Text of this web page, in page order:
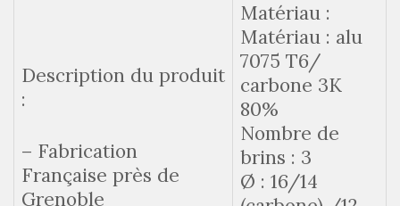
Description du produit
:
– Fabrication
Française près de
Grenoble
Matériau :
Matériau : alu
7075 T6/
carbone 3K
80%
Nombre de
brins : 3
Ø : 16/14